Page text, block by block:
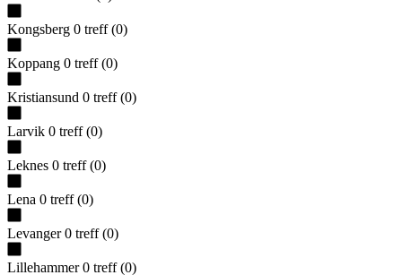
Kongsberg 0 treff (0)
Koppang 0 treff (0)
Kristiansund 0 treff (0)
Larvik 0 treff (0)
Leknes 0 treff (0)
Lena 0 treff (0)
Levanger 0 treff (0)
Lillehammer 0 treff (0)